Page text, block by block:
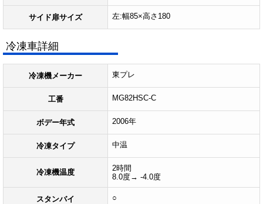
サイド扉サイズ 左:幅85×高さ180
冷凍車詳細
冷凍機メーカー 東プレ
工番 MG82HSC-C
ボデー年式 2006年
冷凍タイプ 中温
冷凍機温度
2時間
8.0度→ -4.0度
スタンバイ ○